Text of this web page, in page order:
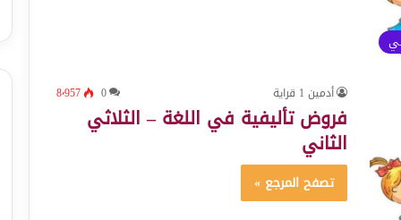
أدمين 1 قراية 0 8٬957
فروض تأليفية في اللغة – الثلاثي
الثاني
تصفح المرجع »